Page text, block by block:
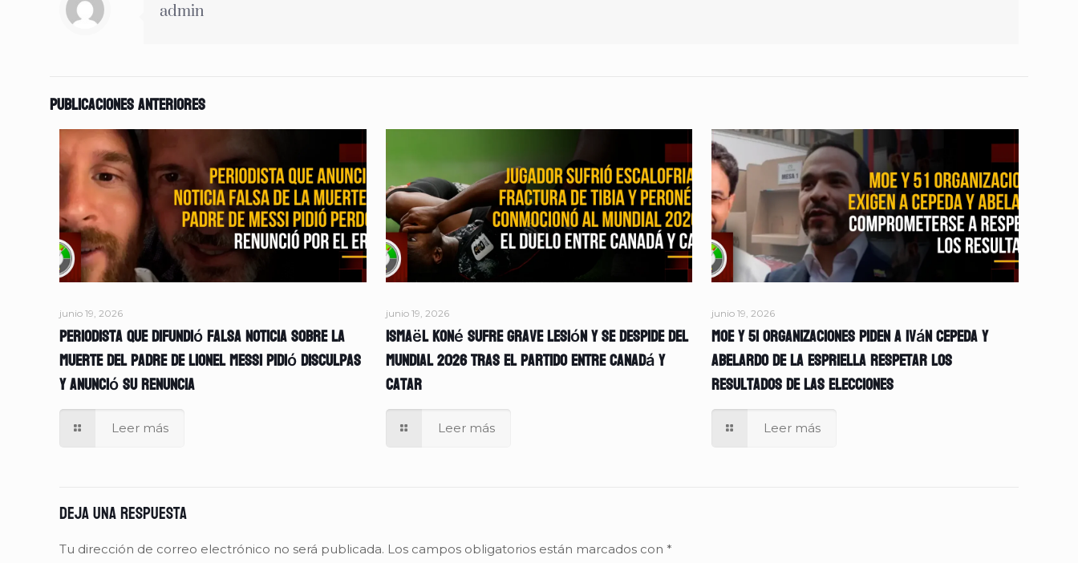
admin
Publicaciones anteriores
junio 19, 2026
Periodista que difundió falsa noticia sobre la
muerte del padre de Lionel Messi pidió disculpas
y anunció su renuncia
Leer más
junio 19, 2026
Ismaël Koné sufre grave lesión y se despide del
Mundial 2026 tras el partido entre Canadá y
Catar
Leer más
junio 19, 2026
MOE y 51 organizaciones piden a Iván Cepeda y
Abelardo de la Espriella respetar los
resultados de las elecciones
Leer más
Deja una respuesta
Tu dirección de correo electrónico no será publicada. Los campos obligatorios están marcados con *